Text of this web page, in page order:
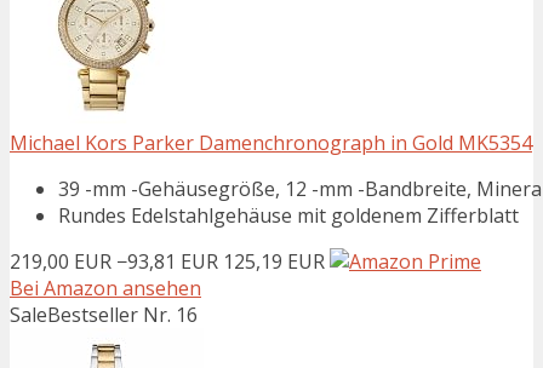
Michael Kors Parker Damenchronograph in Gold MK5354
39 -mm -Gehäusegröße, 12 -mm -Bandbreite,
Rundes Edelstahlgehäuse mit goldenem Zifferblatt
219,00 EUR −93,81 EUR 125,19 EUR
Bei Amazon ansehen
SaleBestseller Nr. 16